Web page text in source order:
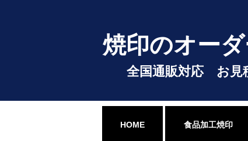
ッ
移
焼印のオー
全国通販対応 お見
HOME 食品加工焼印